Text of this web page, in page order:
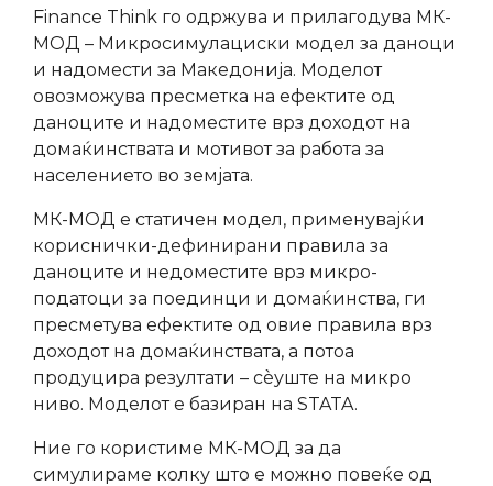
Finance Think го одржува и прилагодува МК-
МОД – Микросимулациски модел за даноци
и надомести за Македонија. Моделот
овозможува пресметка на ефектите од
даноците и надоместите врз доходот на
домаќинствата и мотивот за работа за
населението во земјата.
МК-МОД е статичен модел, применувајќи
кориснички-дефинирани правила за
даноците и недоместите врз микро-
податоци за поединци и домаќинства, ги
пресметува ефектите од овие правила врз
доходот на домаќинствата, а потоа
продуцира резултати – сèуште на микро
ниво. Моделот е базиран на STATA.
Ние го користиме МК-МОД за да
симулираме колку што е можно повеќе од